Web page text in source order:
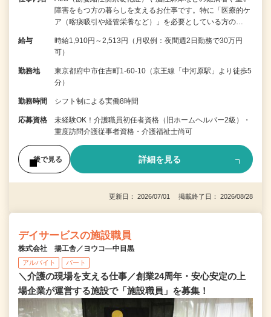
障害をもつ方の暮らしを支えるお仕事です。特に「医療的ケ
ア（喀痰吸引や経管栄養など）」を必要としている方の…
給与
時給1,910円～2,513円（月収例：夜間週2日勤務で30万円
可）
勤務地
東京都府中市住吉町1-60-10（京王線「中河原駅」より徒歩5
分）
勤務時間 シフト制による実働8時間
応募資格
未経験OK！介護職員初任者資格（旧ホームヘルパー2級）・
重度訪問介護従事者資格・介護福祉士尚可
後で見る 詳細を見る
更新日： 2026/07/01 掲載終了日： 2026/08/28
デイサービスの施設職員
株式会社 揚工舎／ヨウコ―中目黒
アルバイト パート
＼介護の現場を支える仕事／創業24周年・安心安定の上
場企業が運営する施設で「施設職員」を募集！